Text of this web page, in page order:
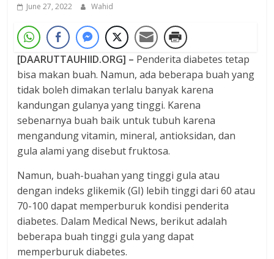
June 27, 2022 Wahid
[DAARUTTAUHIID.ORG] – Penderita diabetes tetap
bisa makan buah. Namun, ada beberapa buah yang
tidak boleh dimakan terlalu banyak karena
kandungan gulanya yang tinggi. Karena
sebenarnya buah baik untuk tubuh karena
mengandung vitamin, mineral, antioksidan, dan
gula alami yang disebut fruktosa.
Namun, buah-buahan yang tinggi gula atau
dengan indeks glikemik (GI) lebih tinggi dari 60 atau
70-100 dapat memperburuk kondisi penderita
diabetes. Dalam Medical News, berikut adalah
beberapa buah tinggi gula yang dapat
memperburuk diabetes.